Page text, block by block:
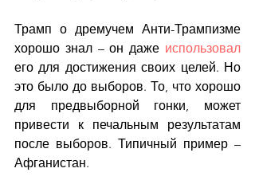
Трамп о дремучем Анти-Трампизме
хорошо знал – он даже использовал
его для достижения своих целей. Но
это было до выборов. То, что хорошо
для предвыборной гонки, может
привести к печальным результатам
после выборов. Типичный пример –
Афганистан.